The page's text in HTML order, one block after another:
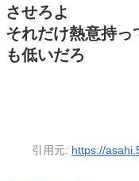
させろよ
それだけ熱意持
も低いだろ
引用元: https://